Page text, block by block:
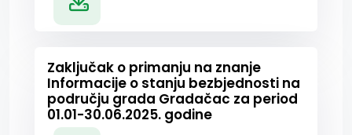
Zaključak o primanju na znanje
Informacije o stanju bezbjednosti na
području grada Gradačac za period
01.01-30.06.2025. godine